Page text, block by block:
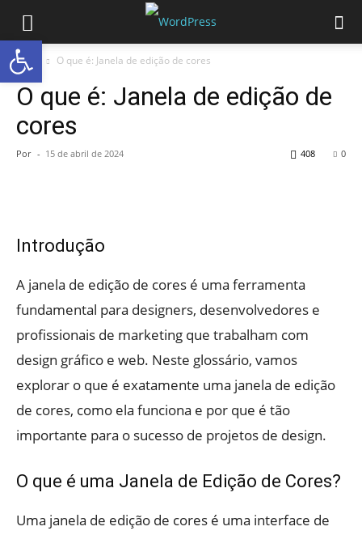
Início O que é: Janela de edição de cores
O que é: Janela de edição de
cores
Por - 15 de abril de 2024 0
408
Introdução
A janela de edição de cores é uma ferramenta
fundamental para designers, desenvolvedores e
profissionais de marketing que trabalham com
design gráfico e web. Neste glossário, vamos
explorar o que é exatamente uma janela de edição
de cores, como ela funciona e por que é tão
importante para o sucesso de projetos de design.
O que é uma Janela de Edição de Cores?
Uma janela de edição de cores é uma interface de
Abrir a barra de ferramentas